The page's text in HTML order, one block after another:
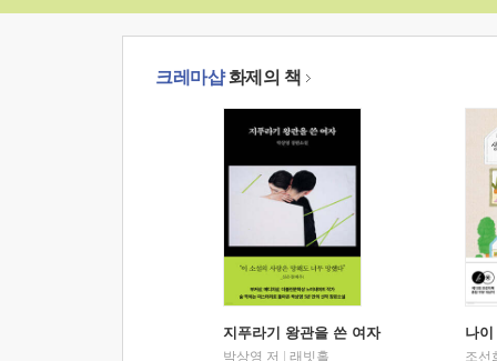
크레마샵화제의 책
지푸라기 왕관을 쓴 여자
박상영 저
래빗홀
나
조선